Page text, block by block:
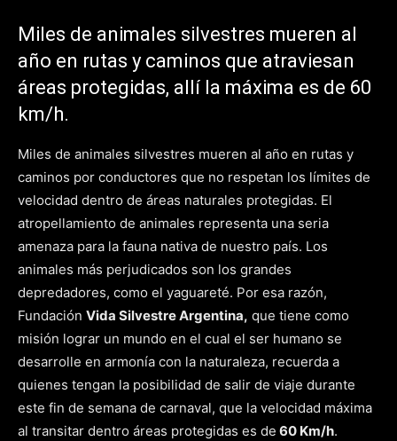
Miles de animales silvestres mueren al
año en rutas y caminos que atraviesan
áreas protegidas, allí la máxima es de 60
km/h.
Miles de animales silvestres mueren al año en rutas y
caminos por conductores que no respetan los límites de
velocidad dentro de áreas naturales protegidas. El
atropellamiento de animales representa una seria
amenaza para la fauna nativa de nuestro país. Los
animales más perjudicados son los grandes
depredadores, como el yaguareté. Por esa razón,
Fundación Vida Silvestre Argentina, que tiene como
misión lograr un mundo en el cual el ser humano se
desarrolle en armonía con la naturaleza, recuerda a
quienes tengan la posibilidad de salir de viaje durante
este fin de semana de carnaval, que la velocidad máxima
al transitar dentro áreas protegidas es de 60 Km/h.